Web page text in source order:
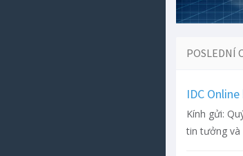
POSLEDNÍ
IDC
Kính gửi:
tin tưởng và